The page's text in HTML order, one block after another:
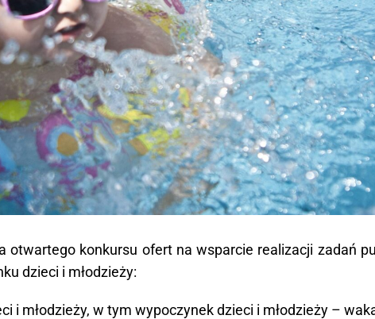
otwartego konkursu ofert na wsparcie realizacji zadań
dzieci i młodzieży:
i młodzieży, w tym wypoczynek dzieci i młodzieży –